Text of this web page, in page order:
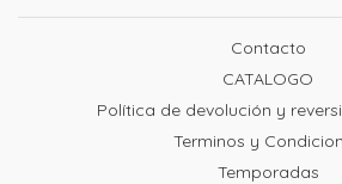
Contacto
CATALOGO
Política de devolución y
Terminos y
Temporadas